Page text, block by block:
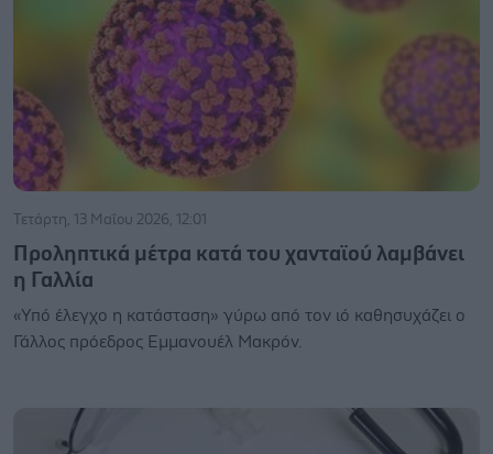
Τετάρτη, 13 Μαΐου 2026, 12:01
Προληπτικά μέτρα κατά του χανταϊού λαμβάνει
η Γαλλία
«Υπό έλεγχο η κατάσταση» γύρω από τον ιό καθησυχάζει ο
Γάλλος πρόεδρος Εμμανουέλ Μακρόν.